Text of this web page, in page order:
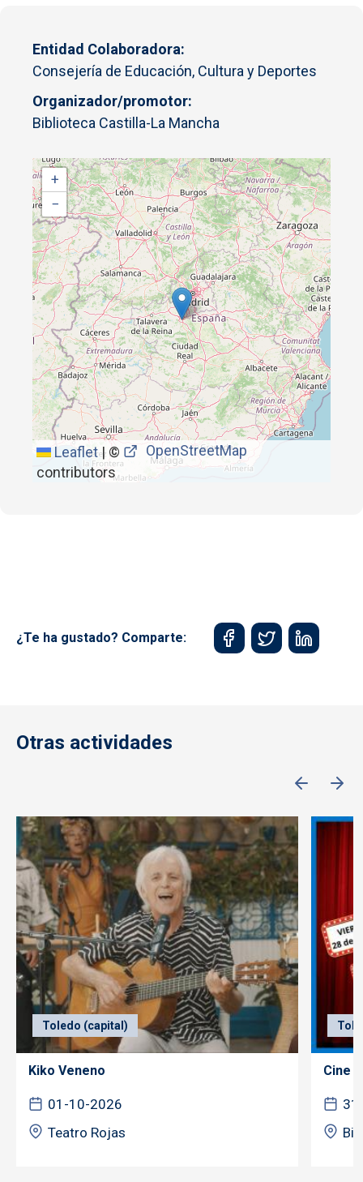
Entidad Colaboradora
Consejería de Educación, Cultura y Deportes
Organizador/promotor
Biblioteca Castilla-La Mancha
+
−
Leaflet|©
OpenStreetMap
contributors
¿Te ha gustado? Comparte:
Otras actividades
Toledo (capital)
Kiko Veneno
01-10-2026
Teatro Rojas
Cine